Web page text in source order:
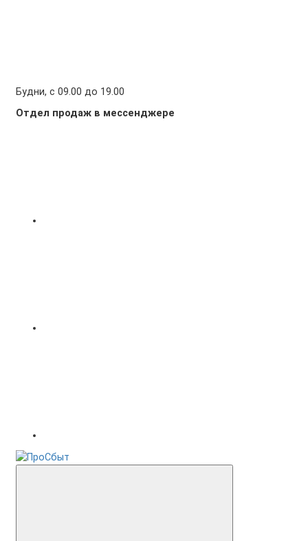
Будни, с 09.00 до 19.00
Отдел продаж в мессенджере